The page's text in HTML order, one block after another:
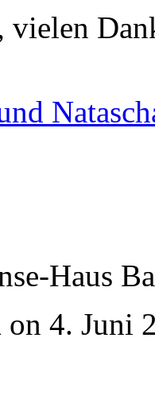
vielen
Haus
on 4. Juni